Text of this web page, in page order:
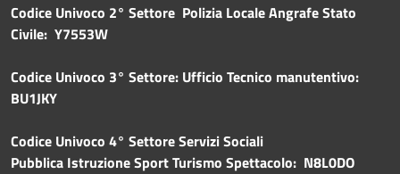
Codice Univoco 2° Settore Polizia Locale Angrafe Stato
Civile: Y7553W
Codice Univoco 3° Settore: Ufficio Tecnico manutentivo:
BU1JKY
Codice Univoco 4° Settore Servizi Sociali
Pubblica Istruzione Sport Turismo Spettacolo: N8L0DO